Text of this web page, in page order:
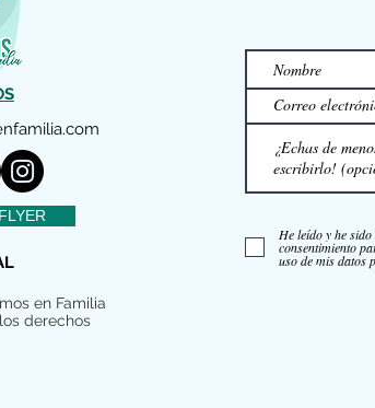
en Familia
derechos
He leído y he
consentimiento
uso de mis datos